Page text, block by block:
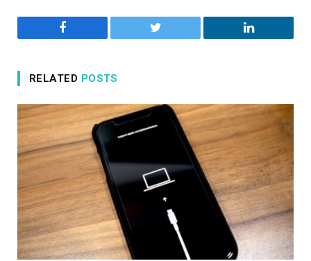
Facebook Twitter LinkedIn
RELATED POSTS